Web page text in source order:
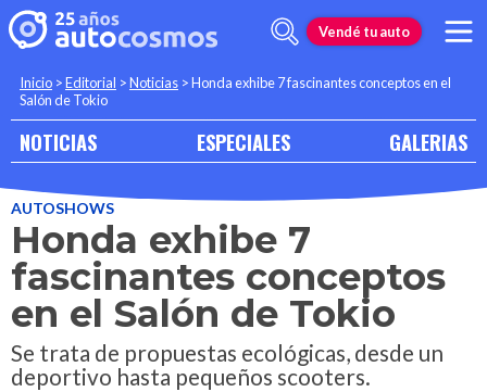
Vendé tu auto
Inicio >Editorial >Noticias >Honda exhibe 7 fascinantes conceptos en el
Salón de Tokio
NOTICIAS ESPECIALES GALERIAS
AUTOSHOWS
Honda exhibe 7
fascinantes conceptos
en el Salón de Tokio
Se trata de propuestas ecológicas, desde un
deportivo hasta pequeños scooters.